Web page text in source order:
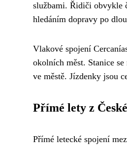
službami. Řidiči obvykle
hledáním dopravy po
Vlakové spojení
okolních měst. Stanice
ve městě. Jízdenky jsou
Přímé lety z
Přímé letecké spojení